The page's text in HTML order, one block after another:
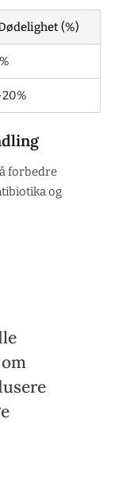
(%)
forbedre
og